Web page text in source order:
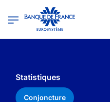
Banque de France - Menu
Statistiques
Conjoncture